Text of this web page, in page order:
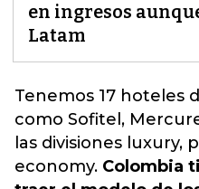
en ingresos
Latam
Tenemos 17 hoteles
como Sofitel,
las divisiones luxury,
economy. Colombia